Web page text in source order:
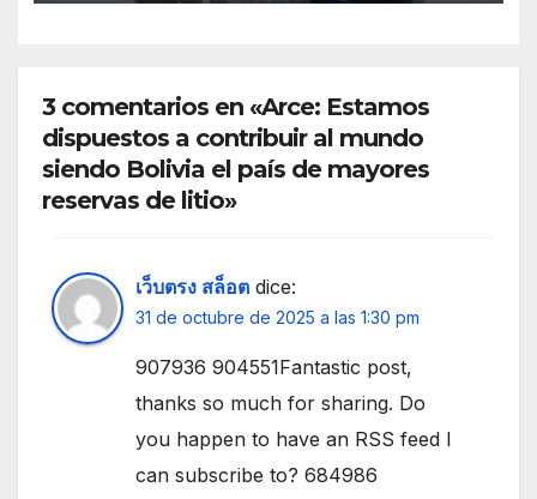
3 comentarios en «Arce: Estamos
dispuestos a contribuir al mundo
siendo Bolivia el país de mayores
reservas de litio»
เว็บตรง สล็อต dice:
31 de octubre de 2025 a las 1:30 pm
907936 904551Fantastic post,
thanks so much for sharing. Do
you happen to have an RSS feed I
can subscribe to? 684986